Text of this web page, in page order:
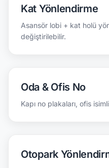
Kat Yönlendirme
Asansör lobi + kat holü
değiştirilebilir.
Oda & Ofis No
Kapı no plakaları, ofis
Otopark